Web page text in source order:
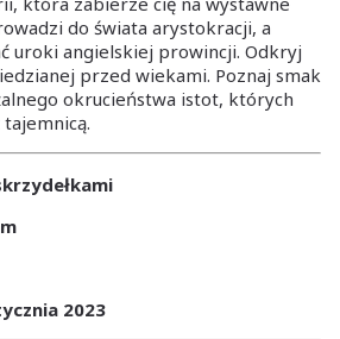
do świata arystokracji, a
uroki angielskiej prowincji. Odkryj
przed wiekami. Poznaj smak
okrucieństwa istot, których
2023